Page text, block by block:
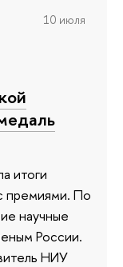
10 июля
итоги
премиями. По
научные
России.
НИУ